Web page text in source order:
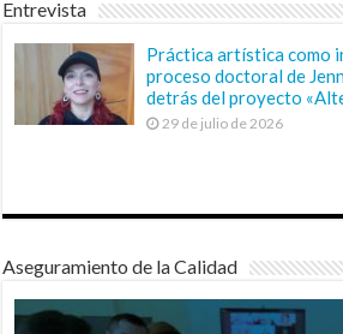
Entrevista
Práctica artística como
proceso doctoral de
detrás del proyecto
29 de julio de 2026
Aseguramiento de la Calidad